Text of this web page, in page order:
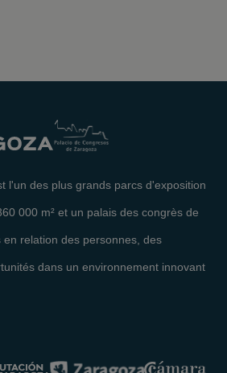
l'un des plus grands parcs d'exposition
000 m² et un palais des congrès de
relation des personnes, des
dans un environnement innovant